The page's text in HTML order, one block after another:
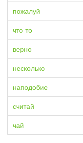
пожалуй
что-то
верно
несколько
наподобие
считай
чай